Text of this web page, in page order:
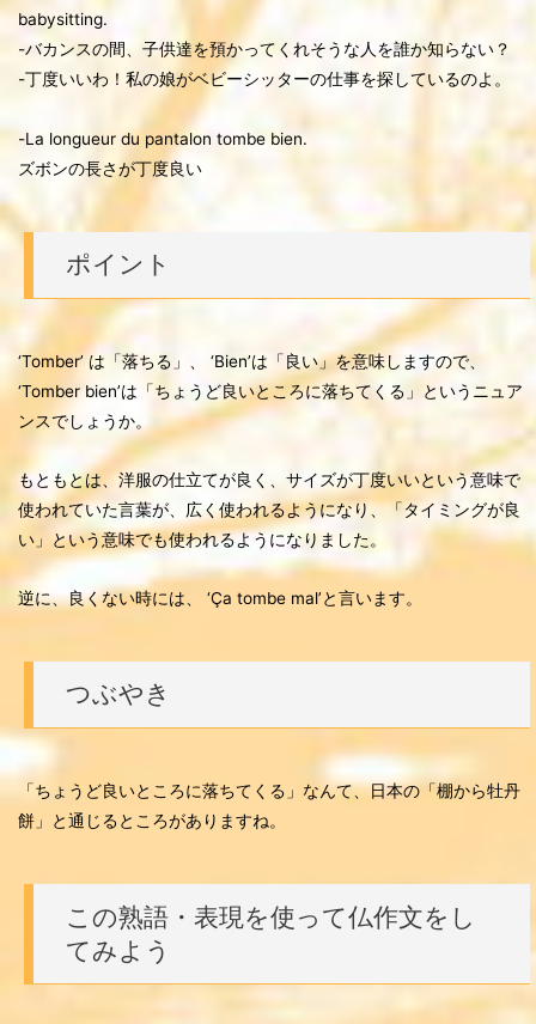
babysitting.
-バカンスの間、子供達を預かってくれそうな人を誰か知らない？
-丁度いいわ！私の娘がベビーシッターの仕事を探しているのよ。
-La longueur du pantalon tombe bien.
ズボンの長さが丁度良い
ポイント
‘Tomber’ は「落ちる」、 ‘Bien’は「良い」を意味しますので、
‘Tomber bien’は「ちょうど良いところに落ちてくる」というニュア
ンスでしょうか。
もともとは、洋服の仕立てが良く、サイズが丁度いいという意味で
使われていた言葉が、広く使われるようになり、「タイミングが良
い」という意味でも使われるようになりました。
逆に、良くない時には、 ‘Ça tombe mal’と言います。
つぶやき
「ちょうど良いところに落ちてくる」なんて、日本の「棚から牡丹
餅」と通じるところがありますね。
この熟語・表現を使って仏作文をし
てみよう